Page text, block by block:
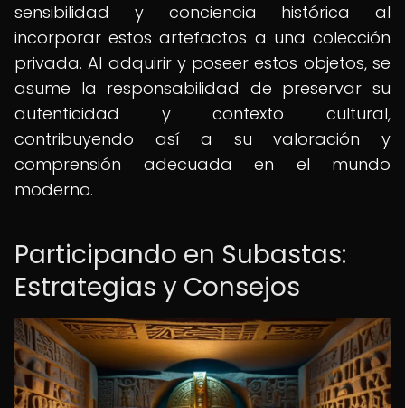
sensibilidad y conciencia histórica al
incorporar estos artefactos a una colección
privada. Al adquirir y poseer estos objetos, se
asume la responsabilidad de preservar su
autenticidad y contexto cultural,
contribuyendo así a su valoración y
comprensión adecuada en el mundo
moderno.
Participando en Subastas:
Estrategias y Consejos